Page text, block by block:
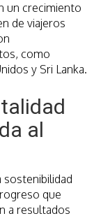
un crecimiento
de viajeros
como
y Sri Lanka.
al
sostenibilidad
que
a resultados